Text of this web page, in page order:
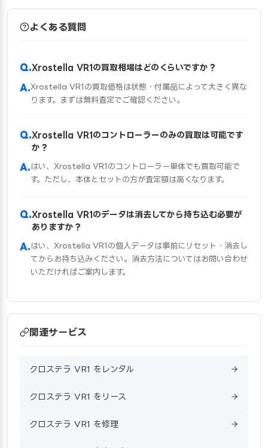
よくある質問
Xrostella VR1の買取相場はどのくらいですか？
Xrostella VR1の買取価格は状態・付属品によって大きく異な
ります。まずは無料査定でご確認ください。
Xrostella VR1のコントローラーのみの買取は可能です
か？
はい、Xrostella VR1のコントローラー単体でも買取可能で
す。ただし、本体とセットの方が査定額は高くなります。
Xrostella VR1のデータは消去してから持ち込む必要が
ありますか？
はい、Xrostella VR1の個人データは事前にリセット・消去し
てからお持ち込みください。消去方法についてはお問い合わせ
いただければご案内します。
関連サービス
クロステラ VR1 をレンタル
クロステラ VR1 をリース
クロステラ VR1 を修理